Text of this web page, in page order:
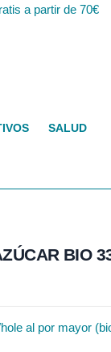
a partir de 70€
SALUD
BIO
al por mayor